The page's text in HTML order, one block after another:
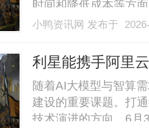
时间和降低成本等方
关注和重视。PLM管
件？PLM管理软件，
小鸭资讯网 发布于
利星能携手阿里
元
随着AI大模型与智算
建设的重要课题。打
技术演进的方向。6月